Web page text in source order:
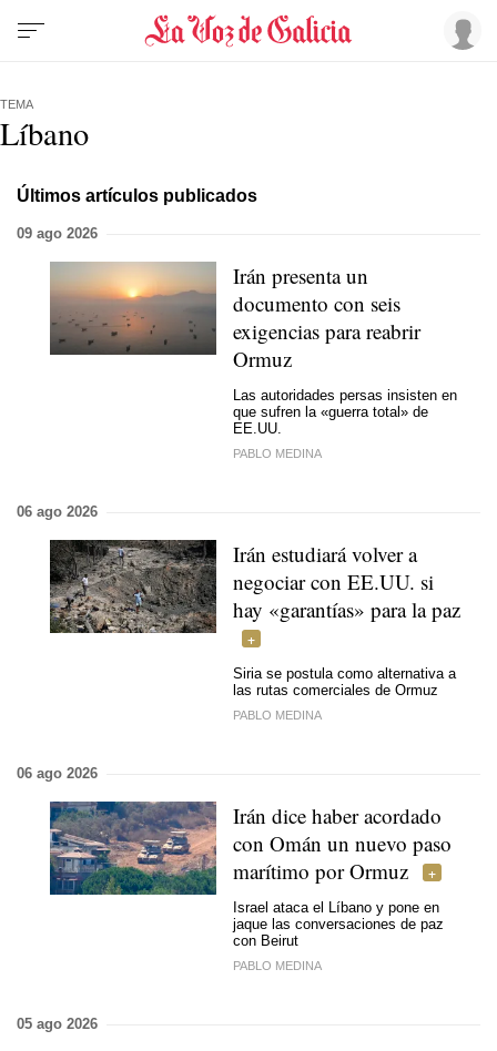
TEMA
Líbano
Últimos artículos publicados
09 ago 2026
Irán presenta un
documento con seis
exigencias para reabrir
Ormuz
Las autoridades persas insisten en
que sufren la «guerra total» de
EE.UU.
PABLO MEDINA
06 ago 2026
Irán estudiará volver a
negociar con EE.UU. si
hay «garantías» para la paz
Siria se postula como alternativa a
las rutas comerciales de Ormuz
PABLO MEDINA
06 ago 2026
Irán dice haber acordado
con Omán un nuevo paso
marítimo por Ormuz
Israel ataca el Líbano y pone en
jaque las conversaciones de paz
con Beirut
PABLO MEDINA
05 ago 2026